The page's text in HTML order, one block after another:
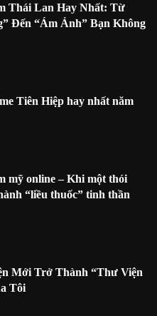
Thái Lan Hay Nhất: Từ
Đến “Ám Ảnh” Bạn Không
Tiên Hiệp hay nhất năm
mỹ online – Khi một thói
“liều thuốc” tinh thần
Mới Trở Thành “Thư Viện
Tôi